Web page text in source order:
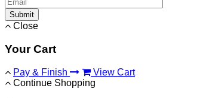
Submit
Close
Your Cart
Pay & Finish
View Cart
Continue Shopping